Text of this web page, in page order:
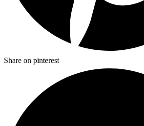
Share on pinterest